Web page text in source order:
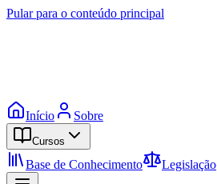
Pular para o conteúdo principal
Início Sobre
Cursos
Base de Conhecimento Legislação